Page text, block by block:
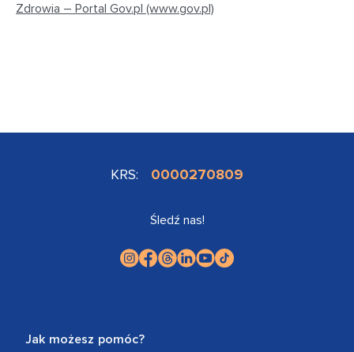
Zdrowia – Portal Gov.pl (www.gov.pl)
KRS: 0000270809
Śledź nas!
Jak możesz pomóc?